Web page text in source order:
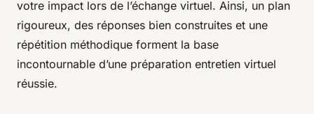
votre impact lors de l’échange virtuel. Ainsi, un plan
rigoureux, des réponses bien construites et une
répétition méthodique forment la base
incontournable d’une préparation entretien virtuel
réussie.